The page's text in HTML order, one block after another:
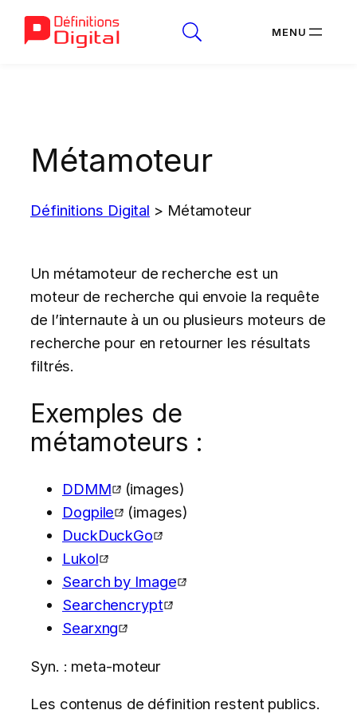
Métamoteur
Définitions Digital > Métamoteur
Un métamoteur de recherche est un
moteur de recherche qui envoie la requête
de l’internaute à un ou plusieurs moteurs de
recherche pour en retourner les résultats
filtrés.
Exemples de
métamoteurs :
DDMM (images)
Dogpile
(images)
DuckDuckGo
Lukol
Search by Image
Searchencrypt
Searxng
Syn. : meta-moteur
Les contenus de définition restent publics.